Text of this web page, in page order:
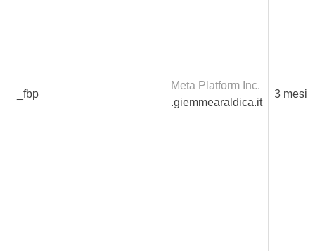
_fbp
Meta Platform Inc.
.giemmearaldica.it
3 mesi